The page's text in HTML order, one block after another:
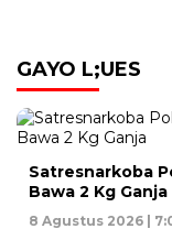
GAYO L;UES
Satresnarkoba
Bawa 2 Kg Ganja
8 Agustus 2026 |